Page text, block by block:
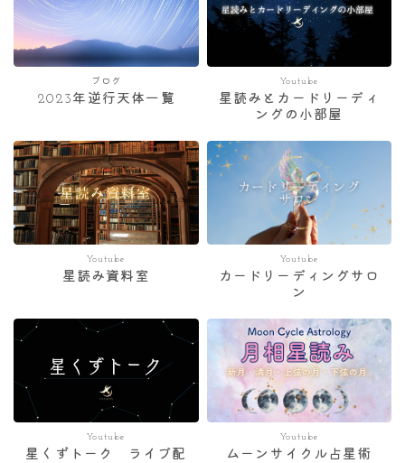
ブログ
2023年逆行天体一覧
Youtube
星読みとカードリーディ
ングの小部屋
Youtube
星読み資料室
Youtube
カードリーディングサロ
ン
Youtube
星くずトーク ライブ配
Youtube
ムーンサイクル占星術